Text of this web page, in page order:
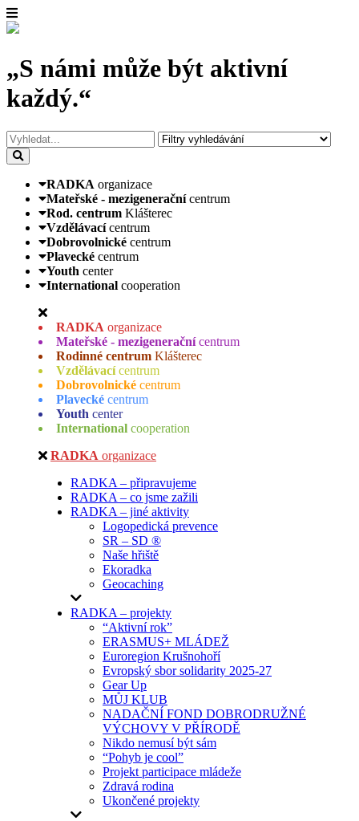
„S námi může být aktivní
každý.“
RADKA organizace
Mateřské - mezigenerační centrum
Rod. centrum Klášterec
Vzdělávací centrum
Dobrovolnické centrum
Plavecké centrum
Youth center
International cooperation
RADKA organizace
Mateřské - mezigenerační centrum
Rodinné centrum Klášterec
Vzdělávací centrum
Dobrovolnické centrum
Plavecké centrum
Youth center
International cooperation
RADKA organizace
RADKA – připravujeme
RADKA – co jsme zažili
RADKA – jiné aktivity
Logopedická prevence
SR – SD ®
Naše hřiště
Ekoradka
Geocaching
RADKA – projekty
“Aktivní rok”
ERASMUS+ MLÁDEŽ
Euroregion Krušnohoří
Evropský sbor solidarity 2025-27
Gear Up
MŮJ KLUB
NADAČNÍ FOND DOBRODRUŽNÉ
VÝCHOVY V PŘÍRODĚ
Nikdo nemusí být sám
“Pohyb je cool”
Projekt participace mládeže
Zdravá rodina
Ukončené projekty